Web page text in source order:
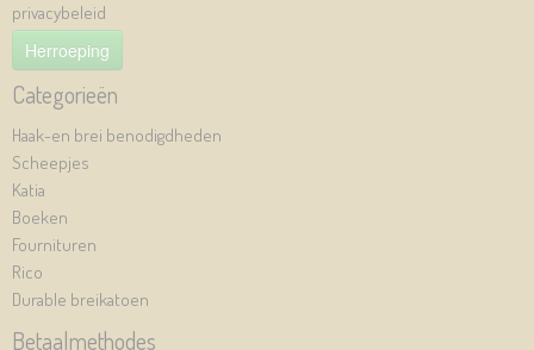
privacybeleid
Herroeping
Categorieën
Haak-en brei benodigdheden
Scheepjes
Katia
Boeken
Fournituren
Rico
Durable breikatoen
Betaalmethodes